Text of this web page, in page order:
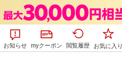
お知らせ myクーポン 閲覧履歴 お気に入り